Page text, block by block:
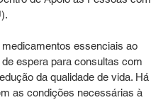
essenciais ao
espera para consultas com
da qualidade de vida. Há
as condições necessárias à